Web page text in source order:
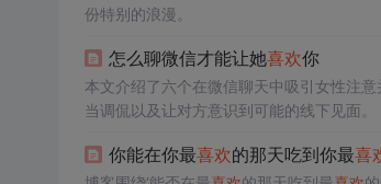
份特别的浪漫。
怎么聊微信才能让她喜欢你
本文介绍了六个在微信聊天中吸引女性注意
当调侃以及让对方意识到可能的线下见面。
你能在你最喜欢的那天吃到你最喜